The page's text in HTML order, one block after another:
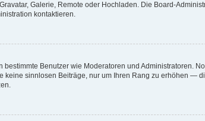
Galerie, Remote oder Hochladen. Die Board-
kontaktieren.
Benutzer wie Moderatoren und Administratoren.
sinnlosen Beiträge, nur um Ihren Rang zu erhöhen —